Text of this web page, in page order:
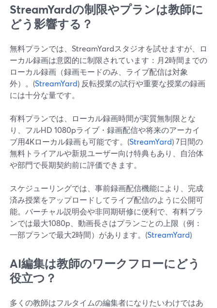
StreamYardの制限やプランは教師に
どう影響する？
無料プランでは、StreamYardスタジオを試せますが、ロ
ーカル録画は意図的に制限されています：月2時間までの
ローカル録画（録画モードのみ、ライブ配信は対象
外）。(StreamYard) 反転授業の試行や重要な授業の録画
には十分な量です。
有料プランでは、ローカル録画時間が実質無制限とな
り、フルHD 1080pライブ・録画配信や将来のアーカイ
ブ用4Kローカル録画も可能です。(StreamYard) 7日間の
無料トライアルや新規ユーザー向け特典もあり、自治体
や部門で長期契約前に評価できます。
スケジューリングでは、事前録画配信機能により、完成
済み授業をアップロードしてライブ配信のように公開可
能。バーチャル説明会や非同期研修に便利で、有料プラ
ンでは最大1080p、動画長さはプランごとの上限（例：
一部プランで最大2時間）があります。(StreamYard)
AI編集は教師のワークフローにどう
役立つ？
多くの教師はフルタイムの編集者になりたいわけではあ